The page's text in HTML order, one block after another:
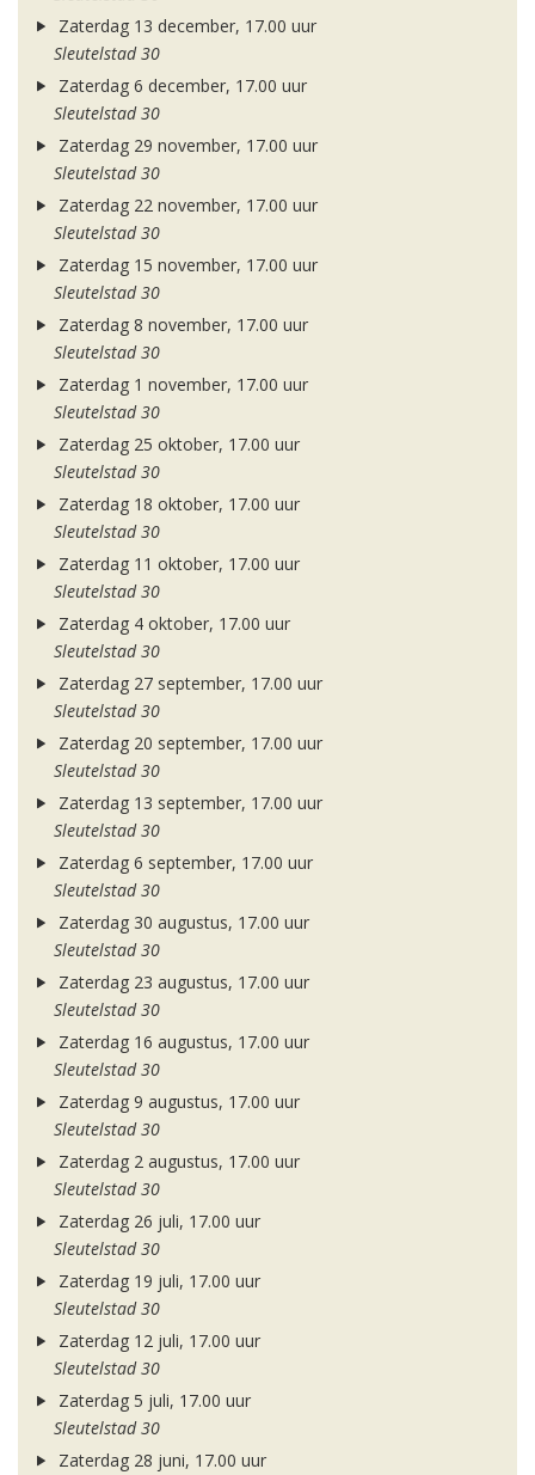
Zaterdag 13 december, 17.00 uur
Sleutelstad 30
Zaterdag 6 december, 17.00 uur
Sleutelstad 30
Zaterdag 29 november, 17.00 uur
Sleutelstad 30
Zaterdag 22 november, 17.00 uur
Sleutelstad 30
Zaterdag 15 november, 17.00 uur
Sleutelstad 30
Zaterdag 8 november, 17.00 uur
Sleutelstad 30
Zaterdag 1 november, 17.00 uur
Sleutelstad 30
Zaterdag 25 oktober, 17.00 uur
Sleutelstad 30
Zaterdag 18 oktober, 17.00 uur
Sleutelstad 30
Zaterdag 11 oktober, 17.00 uur
Sleutelstad 30
Zaterdag 4 oktober, 17.00 uur
Sleutelstad 30
Zaterdag 27 september, 17.00 uur
Sleutelstad 30
Zaterdag 20 september, 17.00 uur
Sleutelstad 30
Zaterdag 13 september, 17.00 uur
Sleutelstad 30
Zaterdag 6 september, 17.00 uur
Sleutelstad 30
Zaterdag 30 augustus, 17.00 uur
Sleutelstad 30
Zaterdag 23 augustus, 17.00 uur
Sleutelstad 30
Zaterdag 16 augustus, 17.00 uur
Sleutelstad 30
Zaterdag 9 augustus, 17.00 uur
Sleutelstad 30
Zaterdag 2 augustus, 17.00 uur
Sleutelstad 30
Zaterdag 26 juli, 17.00 uur
Sleutelstad 30
Zaterdag 19 juli, 17.00 uur
Sleutelstad 30
Zaterdag 12 juli, 17.00 uur
Sleutelstad 30
Zaterdag 5 juli, 17.00 uur
Sleutelstad 30
Zaterdag 28 juni, 17.00 uur